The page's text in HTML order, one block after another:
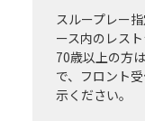
スループレー
ース内のレス
70歳以上の方
で、フロント
示ください。